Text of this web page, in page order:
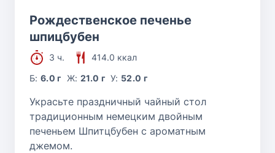
Рождественское печенье
шпицбубен
3 ч.
414.0 ккал
Б:6.0 г Ж: 21.0 г У: 52.0 г
Украсьте праздничный чайный стол
традиционным немецким двойным
печеньем Шпитцбубен с ароматным
джемом.